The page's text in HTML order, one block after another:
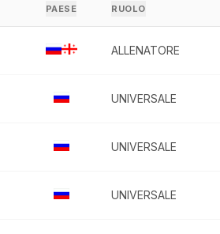
PAESE RUOLO
ALLENATORE
UNIVERSALE
UNIVERSALE
UNIVERSALE